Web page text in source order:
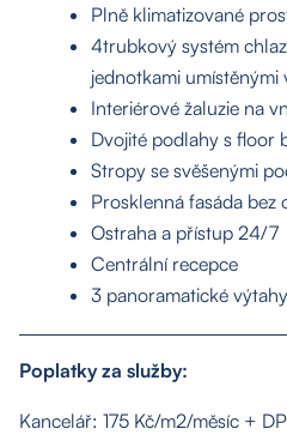
O
Plně klimatizované
4trubkový systém
jednotkami umístěnými
Interiérové žaluzie na
Dvojité podlahy s floor
Stropy se svěšenými
Prosklenná fasáda bez
Ostraha a přístup 24/7
Centrální recepce
3 panoramatické výtahy
Poplatky za služby:
Kancelář: 175 Kč/m2/měsíc +